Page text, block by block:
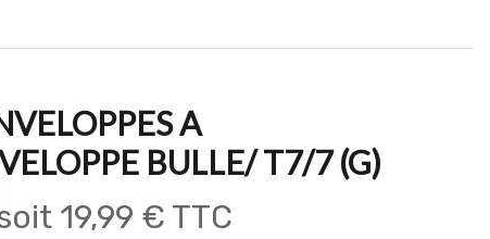
A
BULLE/ T7/7 (G)
19,99 € TTC